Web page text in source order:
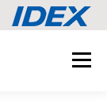
メニ